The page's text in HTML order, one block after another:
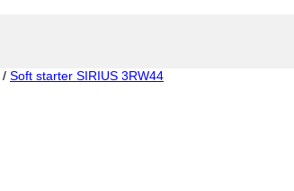
/ Soft starter SIRIUS 3RW44